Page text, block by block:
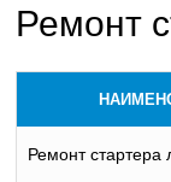
Ремонт
Ремонт стартера